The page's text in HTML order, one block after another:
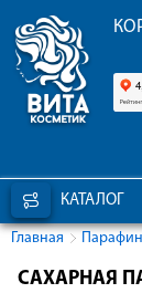
КАТАЛОГ
Главная
САХАРНАЯ